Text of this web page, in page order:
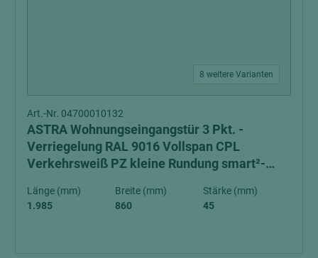
8 weitere Varianten
Art.-Nr. 04700010132
ASTRA Wohnungseingangstür 3 Pkt. -
Verriegelung RAL 9016 Vollspan CPL
Verkehrsweiß PZ kleine Rundung smart²-
Schallschutzklasse 3 Klimaklasse 3
Länge (mm)
1.985
Breite (mm)
860
Stärke (mm)
45